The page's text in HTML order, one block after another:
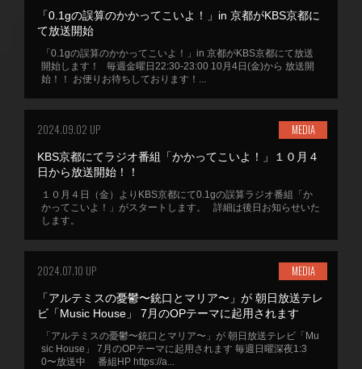
「0.1gの誤算のかかってこいよ！」in 京都がKBS京都に
て放送開始
「0.1gの誤算のかかってこいよ！」in 京都がKBS京都にて放送
開始します！ 毎週金曜日22:30-23:00 10月4日(金)から 放送開
始！！ お便りお待ちしております！...
2024.09.02 UP MEDIA
KBS京都にてラジオ番組「かかってこいよ！」１０月４
日から放送開始！！
１０月４日（金）よりKBS京都にて0.1gの誤算ラジオ番組「か
かってこいよ！」がスタートします。 詳細は後日お知らせいた
します。
2024.07.10 UP MEDIA
「アルテミスの憂鬱〜銃口とマリア〜」が 朝日放送テレ
ビ「Music House」 7月のOPテーマに起用されます
「アルテミスの憂鬱〜銃口とマリア〜」が 朝日放送テレビ「Mu
sic House」 7月のOPテーマに起用されます 毎週日曜深夜1:3
0〜放送中 番組HP https://a...